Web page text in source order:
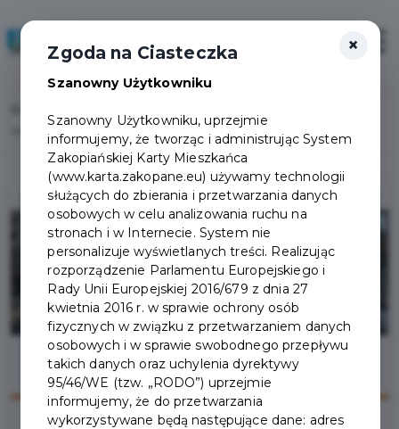
Wraca ruch dwukierunkowy na ulicy Sienkiewicza
×
Zgoda na Ciasteczka
Szanowny Użytkowniku
Szanowny Użytkowniku, uprzejmie
informujemy, że tworząc i administrując System
Zakopiańskiej Karty Mieszkańca
(www.karta.zakopane.eu) używamy technologii
służących do zbierania i przetwarzania danych
osobowych w celu analizowania ruchu na
stronach i w Internecie. System nie
personalizuje wyświetlanych treści. Realizując
rozporządzenie Parlamentu Europejskiego i
Rady Unii Europejskiej 2016/679 z dnia 27
kwietnia 2016 r. w sprawie ochrony osób
fizycznych w związku z przetwarzaniem danych
osobowych i w sprawie swobodnego przepływu
takich danych oraz uchylenia dyrektywy
95/46/WE (tzw. „RODO”) uprzejmie
informujemy, że do przetwarzania
wykorzystywane będą następujące dane: adres